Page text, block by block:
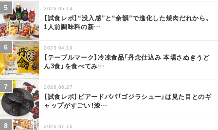
2026.05.14
【試食レポ】“没入感”と“余韻”で進化した焼肉だれから、
1人前調味料の新…
2023.04.19
【テーブルマーク】冷凍食品「丹念仕込み 本場さぬきうど
ん3食」を食べてみ…
2026.06.27
【試食レポ】ビアードパパ「ゴジラシュー」は見た目とのギ
ャップがすごい！漆…
2026.07.16